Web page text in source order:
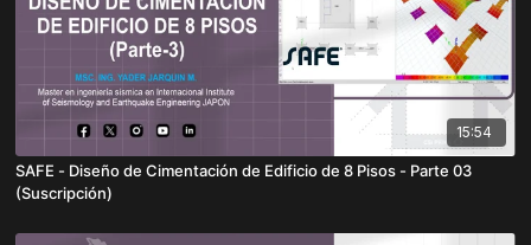
15:54
SAFE - Diseño de Cimentación de Edificio de 8 Pisos - Parte 03
(Suscripción)